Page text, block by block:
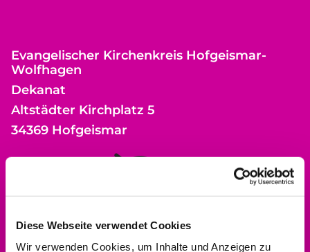
Diese Webseite verwendet Cookies
Wir verwenden Cookies, um Inhalte und Anzeigen zu
Evangelischer Kirchenkreis Hofgeismar-
Wolfhagen
Dekanat
Altstädter Kirchplatz 5
34369 Hofgeismar
um diese Karte anzuzeigen.
Accept cookies